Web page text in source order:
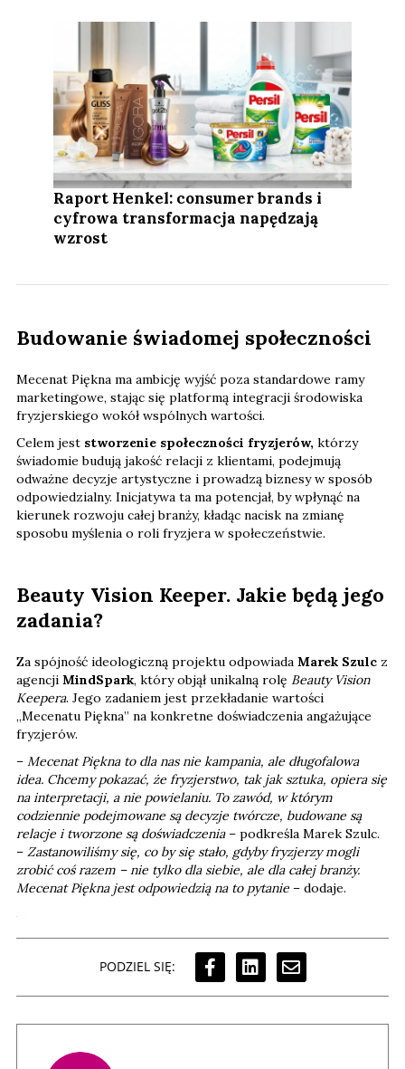
Raport Henkel: consumer brands i
cyfrowa transformacja napędzają
wzrost
Budowanie świadomej społeczności
Mecenat Piękna ma ambicję wyjść poza standardowe ramy
marketingowe, stając się platformą integracji środowiska
fryzjerskiego wokół wspólnych wartości.
Celem jest stworzenie społeczności fryzjerów, którzy
świadomie budują jakość relacji z klientami, podejmują
odważne decyzje artystyczne i prowadzą biznesy w sposób
odpowiedzialny. Inicjatywa ta ma potencjał, by wpłynąć na
kierunek rozwoju całej branży, kładąc nacisk na zmianę
sposobu myślenia o roli fryzjera w społeczeństwie.
Beauty Vision Keeper. Jakie będą jego
zadania?
Za spójność ideologiczną projektu odpowiada Marek Szulc z
agencji MindSpark, który objął unikalną rolę Beauty Vision
Keepera. Jego zadaniem jest przekładanie wartości
„Mecenatu Piękna” na konkretne doświadczenia angażujące
fryzjerów.
– Mecenat Piękna to dla nas nie kampania, ale długofalowa
idea. Chcemy pokazać, że fryzjerstwo, tak jak sztuka, opiera się
na interpretacji, a nie powielaniu. To zawód, w którym
codziennie podejmowane są decyzje twórcze, budowane są
relacje i tworzone są doświadczenia – podkreśla Marek Szulc.
– Zastanowiliśmy się, co by się stało, gdyby fryzjerzy mogli
zrobić coś razem – nie tylko dla siebie, ale dla całej branży.
Mecenat Piękna jest odpowiedzią na to pytanie – dodaje.
PODZIEL SIĘ: